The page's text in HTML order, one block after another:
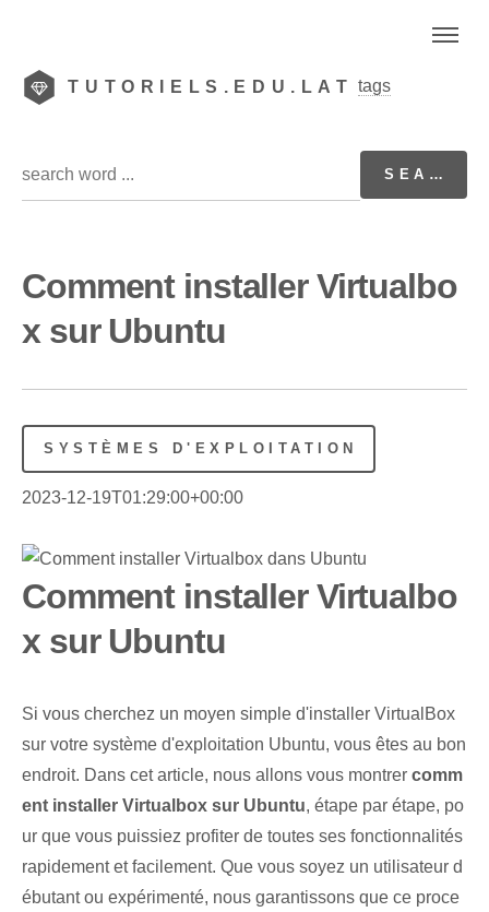
TUTORIELS.EDU.LAT tags
Comment installer Virtualbo
x sur Ubuntu
SYSTÈMES D'EXPLOITATION
2023-12-19T01:29:00+00:00
Comment installer Virtualbo
x sur Ubuntu
Si vous cherchez un moyen simple d'installer VirtualBox
sur votre système d'exploitation Ubuntu, vous êtes au bon
endroit. Dans cet article, nous allons vous montrer comm
ent installer Virtualbox sur Ubuntu, étape par étape, po
ur que vous puissiez profiter de toutes ses fonctionnalités
rapidement et facilement. Que vous soyez un utilisateur d
ébutant ou expérimenté, nous garantissons que ce proce